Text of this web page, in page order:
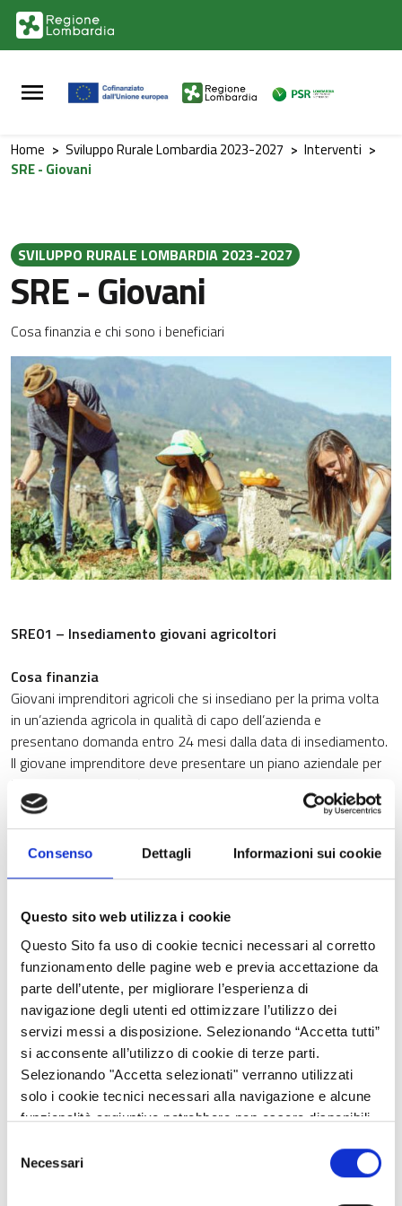
Consenso Dettagli Informazioni sui cookie
Questo sito web utilizza i cookie
Questo Sito fa uso di cookie tecnici necessari al corretto
funzionamento delle pagine web e previa accettazione da
parte dell’utente, per migliorare l’esperienza di
navigazione degli utenti ed ottimizzare l’utilizzo dei
servizi messi a disposizione. Selezionando “Accetta tutti”
si acconsente all’utilizzo di cookie di terze parti.
Selezionando "Accetta selezionati" verranno utilizzati
solo i cookie tecnici necessari alla navigazione e alcune
funzionalità aggiuntive potrebbero non essere disponibili.
delNecessari
Vai al contenuto principale
Vai al footer
Home > Sviluppo Rurale Lombardia 2023-2027 > Interventi >
SRE - Giovani
SVILUPPO RURALE LOMBARDIA 2023-2027
SRE - Giovani
Cosa finanzia e chi sono i beneficiari
SRE01 – Insediamento giovani agricoltori
Cosa finanzia
Giovani imprenditori agricoli che si insediano per la prima volta
in un’azienda agricola in qualità di capo dell’azienda e
presentano domanda entro 24 mesi dalla data di insediamento.
Il giovane imprenditore deve presentare un piano aziendale per
lo sviluppo dell’attività agricola.
La finalità dell’
è quella di offrire opportunità e
consentire di attuare idee imprenditoriali innovative attraverso
la concessione di un premio di primo insediamento.
Beneficiari
Sono ammissibili all’aiuto i giovani agricoltori che, al momento
della proposizione della domanda di sostegno, hanno un’età
maggiore ai 18 anni e inferiore a 41 anni non compiuti, e che
possiedono un'adeguata formazione o competenza
professionale.
****************************************************
SRE04 – Start up non agricole
Cosa finanzia
Sostegno per l’avviamento (start-up) di nuove attività
imprenditoriali in ambito extra-agricolo nelle zone rurali,